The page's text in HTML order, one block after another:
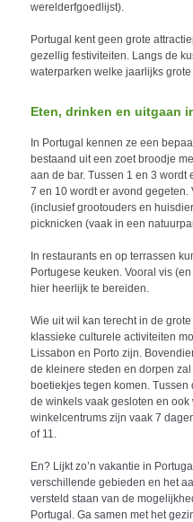
werelderfgoedlijst).
Portugal kent geen grote
gezellig festiviteiten. Langs de
waterparken welke jaarlijks
Eten, drinken en uitgaan
In Portugal kennen ze een
bestaand uit een zoet broodje
aan de bar. Tussen 1 en 3 wordt
7 en 10 wordt er avond gegeten.
(inclusief grootouders en
picknicken (vaak in een
In restaurants en op terrassen
Portugese keuken. Vooral vis
hier heerlijk te bereiden.
Wie uit wil kan terecht in de
klassieke culturele activiteiten
Lissabon en Porto zijn.
de kleinere steden en dorpen
boetiekjes tegen komen.
de winkels vaak gesloten en
winkelcentrums zijn vaak 7
of 11.
En? Lijkt zo’n vakantie in
verschillende gebieden en het
versteld staan van de
Portugal. Ga samen met het